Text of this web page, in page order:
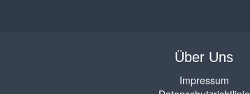
Über Uns
Impressum